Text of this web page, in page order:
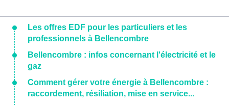
Les offres EDF pour les particuliers et les
professionnels à Bellencombre
Bellencombre : infos concernant l'électricité et le
gaz
Comment gérer votre énergie à Bellencombre :
raccordement, résiliation, mise en service...